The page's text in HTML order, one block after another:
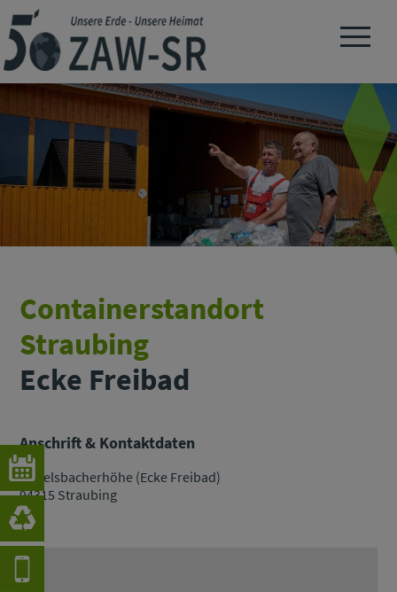
Navigation
Containerstandort
Straubing
Ecke Freibad
Anschrift & Kontaktdaten
Wittelsbacherhöhe (Ecke Freibad)
94315 Straubing